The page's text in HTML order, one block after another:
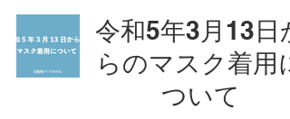
令和5年3月13日か
らのマスク着用に
ついて